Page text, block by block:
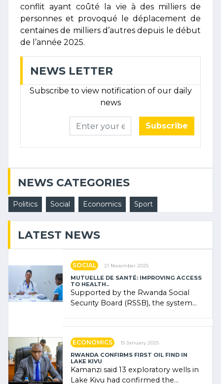
conflit ayant coûté la vie à des milliers de
personnes et provoqué le déplacement de
centaines de milliers d’autres depuis le début
de l’année 2025.
NEWS LETTER
Subscribe to view notification of our daily
news
Subscribe
NEWS CATEGORIES
Politics Social Economics Sport
LATEST NEWS
SOCIAL 21 November 2025
MUTUELLE DE SANTÉ: IMPROVING ACCESS
TO HEALTH..
Supported by the Rwanda Social
Security Board (RSSB), the system
ECONOMICS 15 January 2025
RWANDA CONFIRMS FIRST OIL FIND IN
LAKE KIVU
Kamanzi said 13 exploratory wells in
Lake Kivu had confirmed the